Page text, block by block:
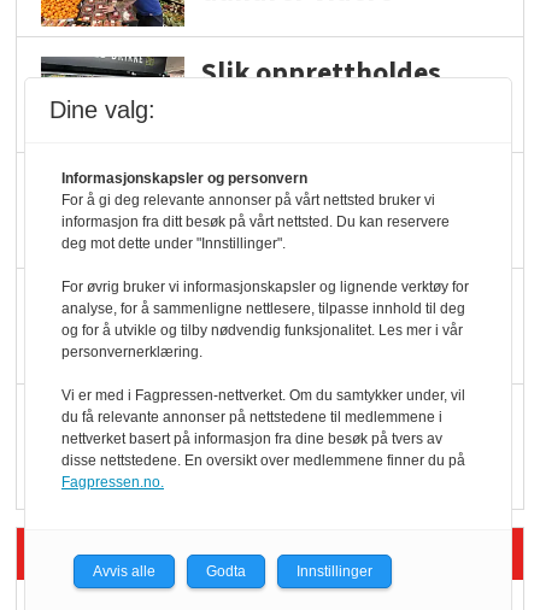
Slik opprettholdes
Færre varer, men fulle
hyller
KI lager mat i butikken
Q passerte 1 milliard i
Rema i 2025
Siste artikler - Økologisk
Dine valg:
Informasjonskapsler og personvern
For å gi deg relevante annonser på vårt nettsted bruker vi
informasjon fra ditt besøk på vårt nettsted. Du kan reservere
deg mot dette under "Innstillinger".
For øvrig bruker vi informasjonskapsler og lignende verktøy for
analyse, for å sammenligne nettlesere, tilpasse innhold til deg
og for å utvikle og tilby nødvendig funksjonalitet. Les mer i vår
personvernerklæring.
Vi er med i Fagpressen-nettverket. Om du samtykker under, vil
du få relevante annonser på nettstedene til medlemmene i
nettverket basert på informasjon fra dine besøk på tvers av
disse nettstedene. En oversikt over medlemmene finner du på
Fagpressen.no.
Avvis alle Godta Innstillinger